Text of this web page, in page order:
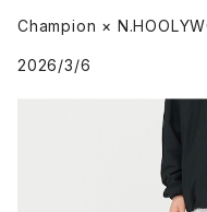
2026/3/6